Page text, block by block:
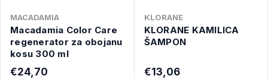
MACADAMIA
Macadamia Color Care
regenerator za obojanu
kosu 300 ml
€24,70
KLORANE
KLORANE KAMILICA
ŠAMPON
€13,06